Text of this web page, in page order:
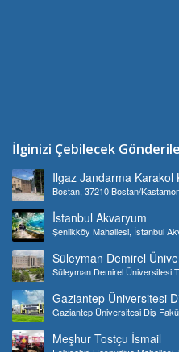
İlginizi Çebilecek
Ilgaz Jandarma Karakol
Bostan, 37210 Bostan/
İstanbul Akvaryum
Şenlikköy Mahallesi, İstanbul
Süleyman Demirel
Süleyman Demirel Üniversitesi
Gaziantep Üniversitesi
Gaziantep Üniversitesi Diş
Meşhur Tostçu İsmail